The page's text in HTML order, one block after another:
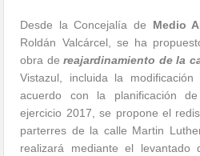
Desde la Concejalía de Medio
Roldán Valcárcel, se ha
obra dereajardinamiento de la
Vistazul, incluida la
acuerdo con la planificación
ejercicio 2017, se propone el
parterres de la calle Martin
realizará mediante el